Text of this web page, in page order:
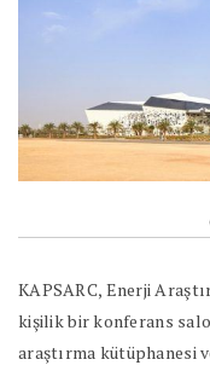
KAPSARC, Enerji
kişilik bir konferans
araştırma kütüphanesi